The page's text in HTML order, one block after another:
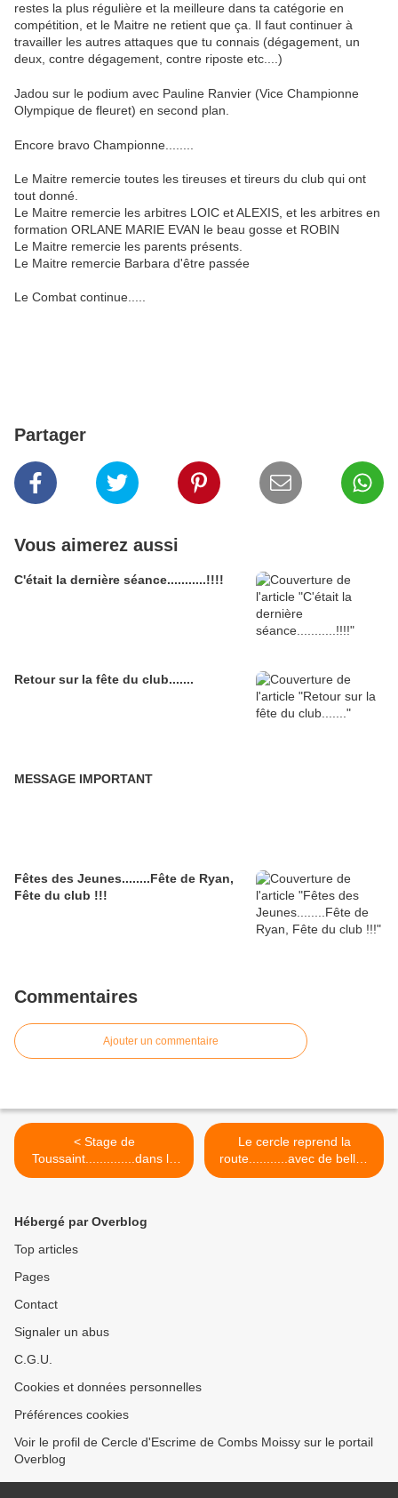
restes la plus régulière et la meilleure dans ta catégorie en
compétition, et le Maitre ne retient que ça. Il faut continuer à
travailler les autres attaques que tu connais (dégagement, un
deux, contre dégagement, contre riposte etc....)
Jadou sur le podium avec Pauline Ranvier (Vice Championne
Olympique de fleuret) en second plan.
Encore bravo Championne........
Le Maitre remercie toutes les tireuses et tireurs du club qui ont
tout donné.
Le Maitre remercie les arbitres LOIC et ALEXIS, et les arbitres en
formation ORLANE MARIE EVAN le beau gosse et ROBIN
Le Maitre remercie les parents présents.
Le Maitre remercie Barbara d'être passée
Le Combat continue.....
Partager
Vous aimerez aussi
C'était la dernière séance...........!!!!
Retour sur la fête du club.......
MESSAGE IMPORTANT
Fêtes des Jeunes........Fête de Ryan,
Fête du club !!!
Commentaires
Ajouter un commentaire
< Stage de
Toussaint..............dans la
joie et la bonne humeur......
Le cercle reprend la
route...........avec de belles
surprises !!! >
Hébergé par Overblog
Top articles
Pages
Contact
Signaler un abus
C.G.U.
Cookies et données personnelles
Préférences cookies
Voir le profil de Cercle d'Escrime de Combs Moissy sur le portail
Overblog